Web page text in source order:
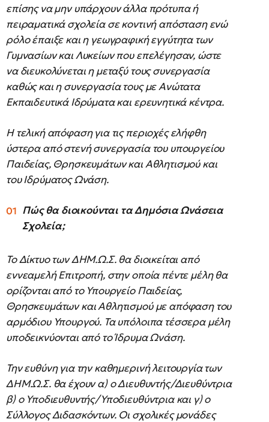
επίσης να μην υπάρχουν άλλα πρότυπα ή
πειραματικά σχολεία σε κοντινή απόσταση ενώ
ρόλο έπαιξε και η γεωγραφική εγγύτητα των
Γυμνασίων και Λυκείων που επελέγησαν, ώστε
να διευκολύνεται η μεταξύ τους συνεργασία
καθώς και η συνεργασία τους με Ανώτατα
Εκπαιδευτικά Ιδρύματα και ερευνητικά κέντρα.
Η τελική απόφαση για τις περιοχές ελήφθη
ύστερα από στενή συνεργασία του υπουργείου
Παιδείας, Θρησκευμάτων και Αθλητισμού και
του Ιδρύματος Ωνάση.
Πώς θα διοικούνται τα Δημόσια Ωνάσεια
Σχολεία;
Το Δίκτυο των ΔΗΜ.Ω.Σ. θα διοικείται από
εννεαμελή Επιτροπή, στην οποία πέντε μέλη θα
ορίζονται από το Υπουργείο Παιδείας,
Θρησκευμάτων και Αθλητισμού με απόφαση του
αρμόδιου Υπουργού. Τα υπόλοιπα τέσσερα μέλη
υποδεικνύονται από το Ίδρυμα Ωνάση.
Την ευθύνη για την καθημερινή λειτουργία των
ΔΗΜ.Ω.Σ. θα έχουν α) ο Διευθυντής/Διευθύντρια
β) ο Υποδιευθυντής/Υποδιευθύντρια και γ) ο
Σύλλογος Διδασκόντων. Οι σχολικές μονάδες